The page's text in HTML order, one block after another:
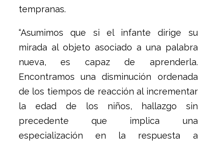
tempranas.
“Asumimos que si el infante dirige su
mirada al objeto asociado a una palabra
nueva, es capaz de aprenderla.
Encontramos una disminución ordenada
de los tiempos de reacción al incrementar
la edad de los niños, hallazgo sin
precedente que implica una
especialización en la respuesta a